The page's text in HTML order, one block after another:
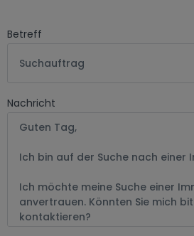
Betreff
Suchauftrag
Nachricht